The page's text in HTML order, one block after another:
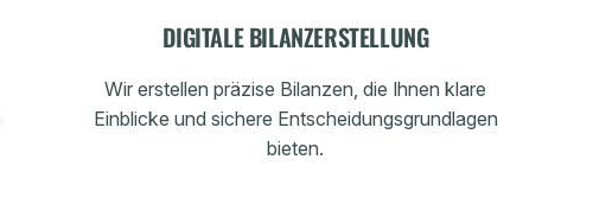
DIGITALE BILANZERSTELLUNG
Wir erstellen präzise Bilanzen, die Ihnen klare
Einblicke und sichere Entscheidungsgrundlagen
bieten.